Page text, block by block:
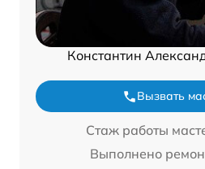
Константин
Вызвать
Стаж работы
Выполнено